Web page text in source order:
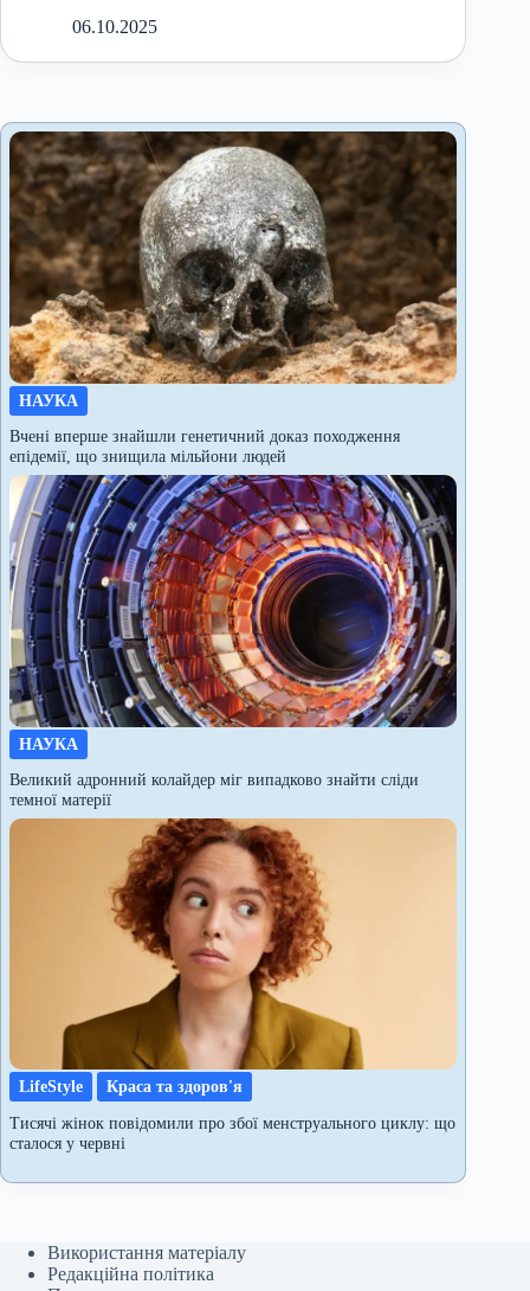
06.10.2025
НАУКА
Вчені вперше знайшли генетичний доказ походження
епідемії, що знищила мільйони людей
НАУКА
Великий адронний колайдер міг випадково знайти сліди
темної матерії
LifeStyle
Краса та здоров'я
Тисячі жінок повідомили про збої менструального циклу: що
сталося у червні
Використання матеріалу
Редакційна політика